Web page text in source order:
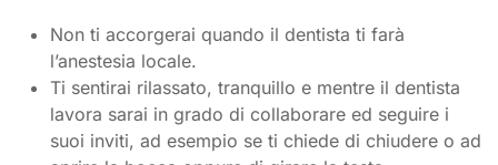
Non ti accorgerai quando il dentista ti farà
l’anestesia locale.
Ti sentirai rilassato, tranquillo e mentre il dentista
lavora sarai in grado di collaborare ed seguire i
suoi inviti, ad esempio se ti chiede di chiudere o ad